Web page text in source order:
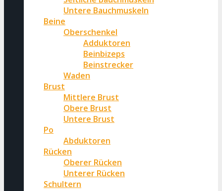
Untere Bauchmuskeln
Beine
Oberschenkel
Adduktoren
Beinbizeps
Beinstrecker
Waden
Brust
Mittlere Brust
Obere Brust
Untere Brust
Po
Abduktoren
Rücken
Oberer Rücken
Unterer Rücken
Schultern